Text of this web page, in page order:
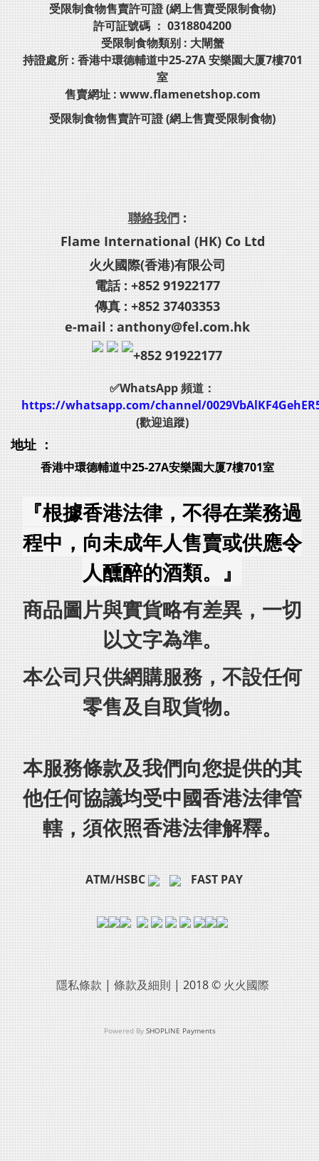
受限制食物售賣許可證 (網上售賣受限制食物)
許可証號碼 ： 0318804200
受限制食物類别 : 大閘蟹
持證處所 : 香港中環德輔道中25-27A 安樂園大厦7樓701
室
售賣網址 : www.flamenetshop.com
受限制食物售賣許可證 (網上售賣受限制食物)
聯絡我們:
Flame International (HK) Co Ltd
火火國際(香港)有限公司
電話 : +852 91922177
傳真 : +852 37403353
e-mail : anthony@fel.com.hk
+852 91922177
✅WhatsApp 頻道：
https://whatsapp.com/channel/
(歡迎追蹤)
地址 ：
香港中環德輔道中25-27A安樂園大厦7樓701室
『根據香港法律，不得在業務過
程中，向未成年人售賣或供應令
人醺醉的酒類。』
商品圖片與實貨略有差異，一切
以文字為準。
本公司只供網購服務，不設任何
零售及自取貨物。
本服務條款及我們向您提供的其
他任何協議均受中國香港法律管
轄，須依照香港法律解釋。
ATM/HSBC FAST PAY
隱私條款 | 條款及細則 | 2018 © 火火國際
Powered By SHOPLINE Payments